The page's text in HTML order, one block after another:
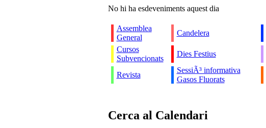
No hi ha esdeveniments aquest dia
Assemblea
General
Candelera
Cursos
Subvencionats
Dies Festius
Revista
SessiÃ³ informativa
Gasos Fluorats
Cerca al Calendari